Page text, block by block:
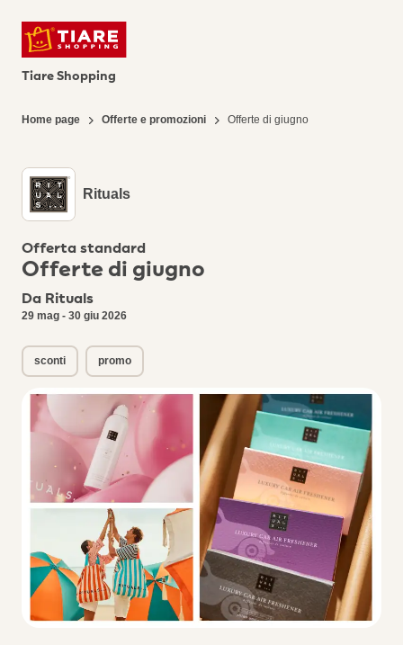
Tiare Shopping
Home page Offerte e promozioni Offerte di giugno
Rituals
Offerta standard
Offerte di giugno
Da Rituals
29 mag - 30 giu 2026
sconti promo